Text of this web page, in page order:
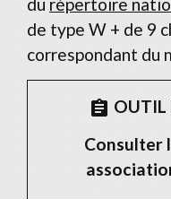
du répertoire
de type W + de 9
correspondant du
assignment OUTIL
Consulter